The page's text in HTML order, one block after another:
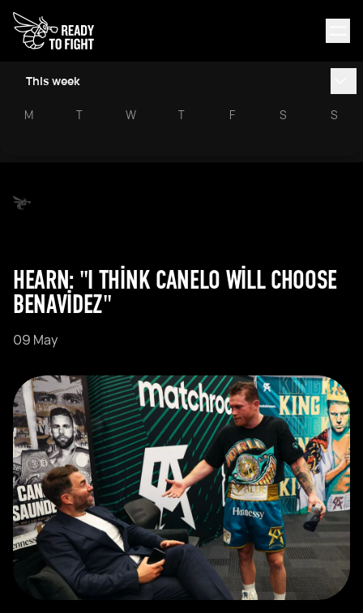
This week
M T W T F S S
HEARN: "I THINK CANELO WILL CHOOSE
BENAVIDEZ"
09 May